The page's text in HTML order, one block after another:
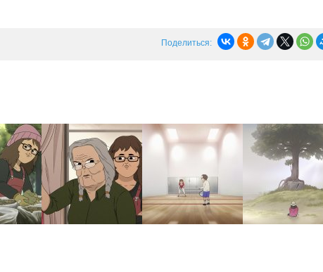
Харрингтон выясняют, что Маршал все еще жив, а Джонасу говорят в
Поделиться: